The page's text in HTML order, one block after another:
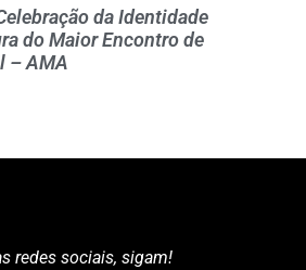
da Identidade
do Maior Encontro de
– AMA
redes sociais, sigam!